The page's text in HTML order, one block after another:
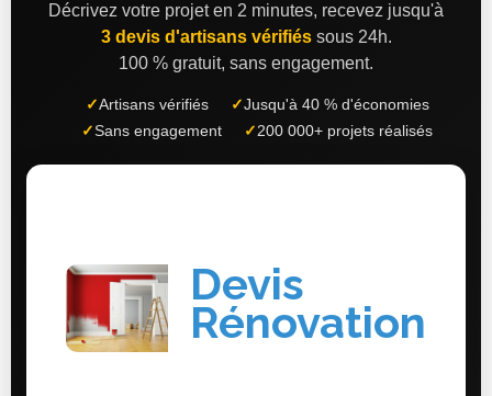
Décrivez votre projet en 2 minutes, recevez jusqu'à
3 devis d'artisans vérifiéssous 24h.
100 % gratuit, sans engagement.
✓Artisans vérifiés ✓Jusqu'à 40 % d'économies
✓Sans engagement ✓200 000+ projets réalisés